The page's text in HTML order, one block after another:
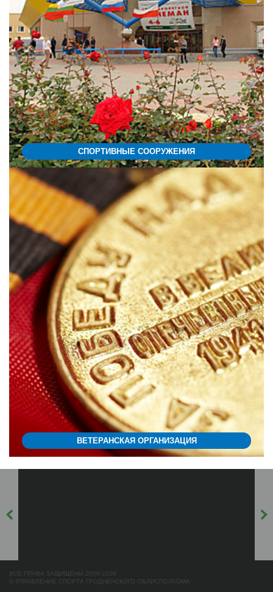
СПОРТИВНЫЕ СООРУЖЕНИЯ
ВЕТЕРАНСКАЯ ОРГАНИЗАЦИЯ
ВСЕ ПРАВА ЗАЩИЩЕНЫ 2006-2026
© УПРАВЛЕНИЕ СПОРТА ГРОДНЕНСКОГО ОБЛИСПОЛКОМА